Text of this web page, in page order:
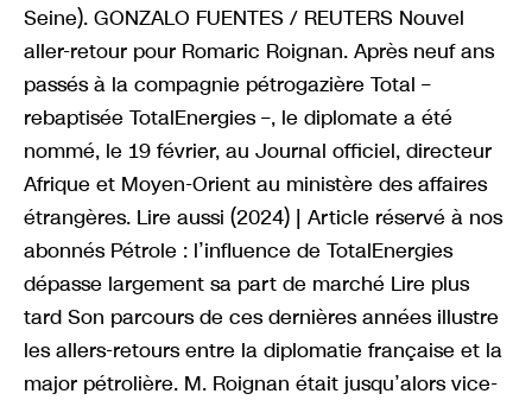
Seine). GONZALO FUENTES / REUTERS Nouvel
aller-retour pour Romaric Roignan. Après neuf ans
passés à la compagnie pétrogazière Total –
rebaptisée TotalEnergies –, le diplomate a été
nommé, le 19 février, au Journal officiel, directeur
Afrique et Moyen-Orient au ministère des affaires
étrangères. Lire aussi (2024) | Article réservé à nos
abonnés Pétrole : l’influence de TotalEnergies
dépasse largement sa part de marché Lire plus
tard Son parcours de ces dernières années illustre
les allers-retours entre la diplomatie française et la
major pétrolière. M. Roignan était jusqu’alors vice-